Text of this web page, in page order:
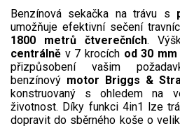
VARI malotraktory
VARI multifunkční nosiče
Sněhové frézy
Vertikutátory
Benzínová sekačka na trávu s
umožňuje efektivní sečení
1800 metrů čtverečních.
centrálně v 7 krocích od 30
přizpůsobení vašim
benzínový motor Briggs &
konstruovaný s ohledem na
životnost. Díky funkci 4in1 lze
dopravit do sběrného koše o